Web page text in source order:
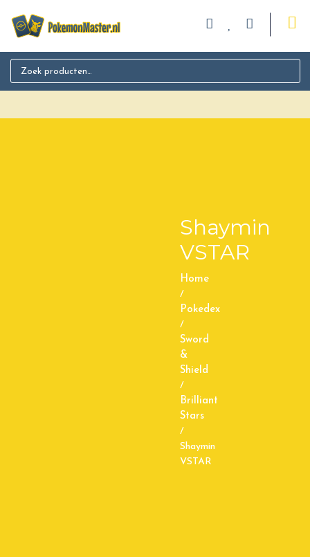
Search for:
Shaymin
VSTAR
Home
/
Pokedex
/
Sword
&
Shield
/
Brilliant
Stars
/
Shaymin
VSTAR